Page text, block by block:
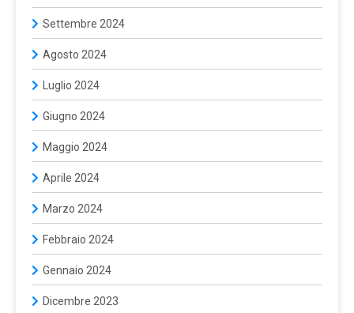
Settembre 2024
Agosto 2024
Luglio 2024
Giugno 2024
Maggio 2024
Aprile 2024
Marzo 2024
Febbraio 2024
Gennaio 2024
Dicembre 2023